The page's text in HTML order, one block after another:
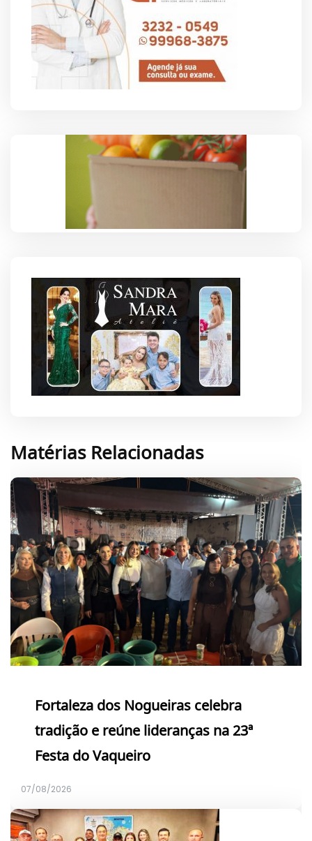
Matérias Relacionadas
Fortaleza dos Nogueiras celebra
tradição e reúne lideranças na 23ª
Festa do Vaqueiro
07/08/2026